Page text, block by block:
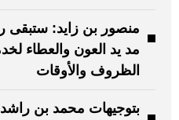
منصور بن زايد: ستبقى
مد يد العون والعطاء
الظروف والأوقات
بتوجيهات محمد بن